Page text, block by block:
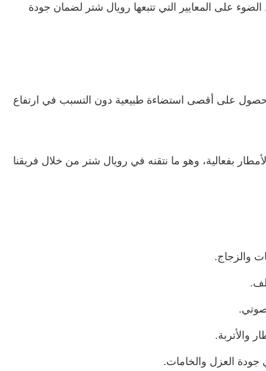
على المعايير التي تتبعها رويال شتر لضمان جودة
على أقصى استضاءة طبيعية دون التسبب في ارتفاع
بفعالية، وهو ما نتقنه في رويال شتر من خلال فريقنا
والزجاج.
والأتربة.
جودة العزل والخامات.